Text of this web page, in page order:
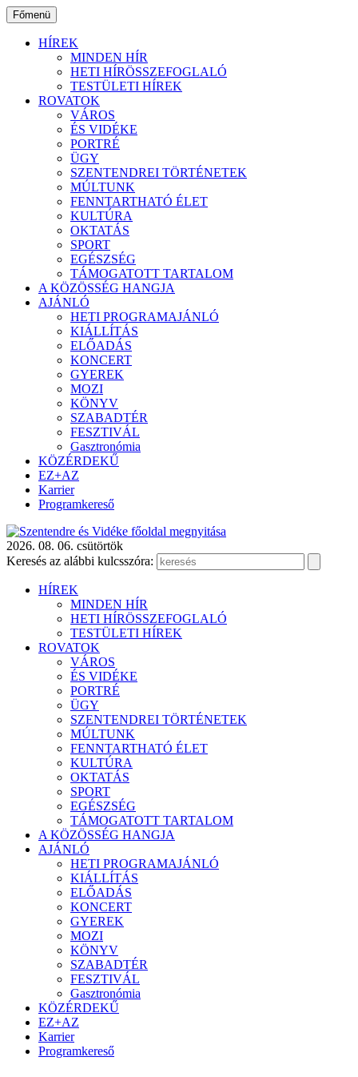
Ugrás
a
tartalomhoz
Főmenü
HÍREK
MINDEN HÍR
HETI HÍRÖSSZEFOGLALÓ
TESTÜLETI HÍREK
ROVATOK
VÁROS
ÉS VIDÉKE
PORTRÉ
ÜGY
SZENTENDREI TÖRTÉNETEK
MÚLTUNK
FENNTARTHATÓ ÉLET
KULTÚRA
OKTATÁS
SPORT
EGÉSZSÉG
TÁMOGATOTT TARTALOM
A KÖZÖSSÉG HANGJA
AJÁNLÓ
HETI PROGRAMAJÁNLÓ
KIÁLLÍTÁS
ELŐADÁS
KONCERT
GYEREK
MOZI
KÖNYV
SZABADTÉR
FESZTIVÁL
Gasztronómia
KÖZÉRDEKŰ
EZ+AZ
Karrier
Programkereső
2026. 08. 06. csütörtök
Keresés az alábbi kulcsszóra:
HÍREK
MINDEN HÍR
HETI HÍRÖSSZEFOGLALÓ
TESTÜLETI HÍREK
ROVATOK
VÁROS
ÉS VIDÉKE
PORTRÉ
ÜGY
SZENTENDREI TÖRTÉNETEK
MÚLTUNK
FENNTARTHATÓ ÉLET
KULTÚRA
OKTATÁS
SPORT
EGÉSZSÉG
TÁMOGATOTT TARTALOM
A KÖZÖSSÉG HANGJA
AJÁNLÓ
HETI PROGRAMAJÁNLÓ
KIÁLLÍTÁS
ELŐADÁS
KONCERT
GYEREK
MOZI
KÖNYV
SZABADTÉR
FESZTIVÁL
Gasztronómia
KÖZÉRDEKŰ
EZ+AZ
Karrier
Programkereső